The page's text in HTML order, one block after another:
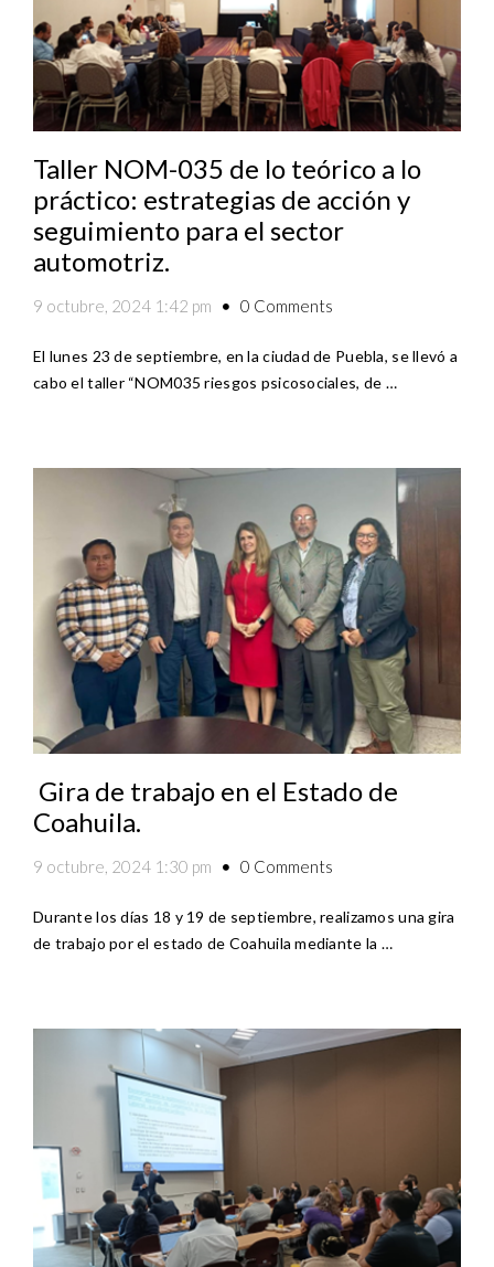
Taller NOM-035 de lo teórico a lo
práctico: estrategias de acción y
seguimiento para el sector
automotriz.
9 octubre, 2024 1:42 pm 0 Comments
El lunes 23 de septiembre, en la ciudad de Puebla, se llevó a
cabo el taller “NOM035 riesgos psicosociales, de …
Gira de trabajo en el Estado de
Coahuila.
9 octubre, 2024 1:30 pm 0 Comments
Durante los días 18 y 19 de septiembre, realizamos una gira
de trabajo por el estado de Coahuila mediante la …